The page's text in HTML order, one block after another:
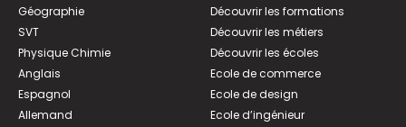
Géographie
SVT
Physique Chimie
Anglais
Espagnol
Allemand
Découvrir les formations
Découvrir les métiers
Découvrir les écoles
Ecole de commerce
Ecole de design
Ecole d’ingénieur